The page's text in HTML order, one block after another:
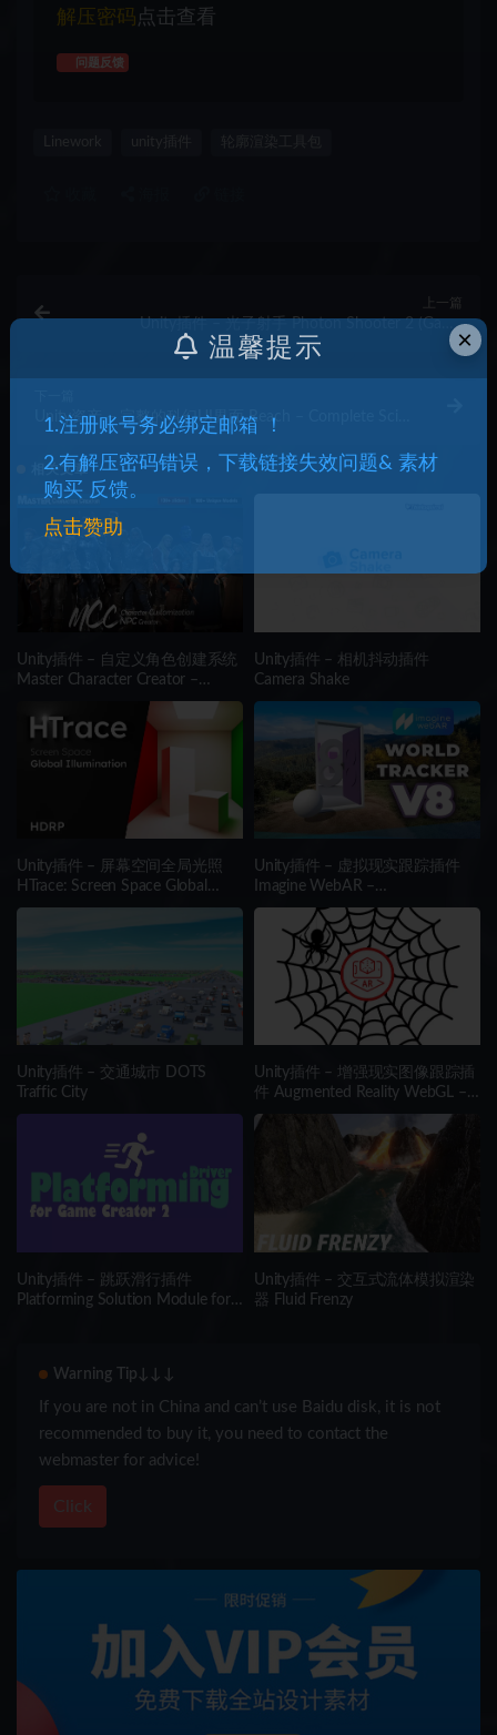
解压密码 点击查看
问题反馈
Linework unity插件
上一篇
Unity插件 – 光子射手 Photon Shooter 2 (Game
Creator 2)
Unity资产 – 完整的科幻UI界面 Reach – Complete Sci-
Fi UI
相关文章
Unity插件 – 自定义角色创建系统
Master Character Creator –
Character Customization/NPC
Creator
Unity插件 – 相机抖动插件
Camera Shake
Unity插件 – 屏幕空间全局光照
HTrace: Screen Space Global
Illumination HDRP
Unity插件 – 虚拟现实跟踪插件
Imagine WebAR –
WorldTrackerV8
Unity插件 – 交通城市 DOTS
Traffic City
Unity插件 – 增强现实图像跟踪插
件 Augmented Reality WebGL –
Image Tracking WebAR
Unity插件 – 跳跃滑行插件
Platforming Solution Module for
Unity插件 – 交互式流体模拟渲染
器 Fluid Frenzy
Warning Tip↓↓↓
If you are not in China and can’t use Baidu disk, it is not
recommended to buy it, you need to contact the
webmaster for advice!
Click
×
温馨提示
1.注册账号务必绑定邮箱 ！
2.有解压密码错误，下载链接失效问题& 素材
购买 反馈。
点击赞助